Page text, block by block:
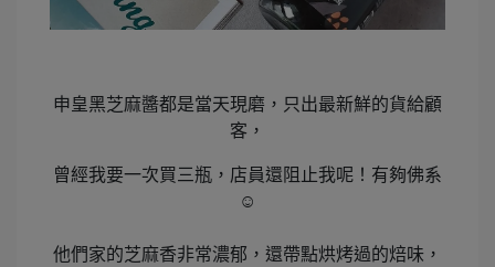
申皇黑芝麻醬都是當天現磨，只出最新鮮的貨給顧
客，
曾經我要一次買三瓶，店員還阻止我呢！有夠佛系
☺️
他們家的芝麻香非常濃郁，還帶點烘烤過的焙味，